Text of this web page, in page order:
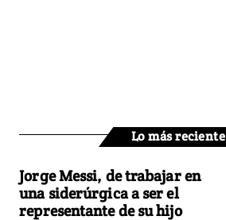
Lo más reciente
Jorge Messi, de trabajar en
una siderúrgica a ser el
representante de su hijo